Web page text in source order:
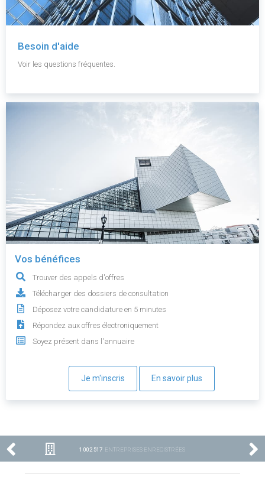
Besoin d'aide
Voir les questions fréquentes.
Vos bénéfices
Trouver des appels d'offres
Télécharger des dossiers de consultation
Déposez votre candidature en 5 minutes
Répondez aux offres électroniquement
Soyez présent dans l'annuaire
Je m'inscris En savoir plus
1 002 517 ENTREPRISES ENREGISTRÉES